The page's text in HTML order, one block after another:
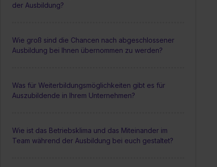
der Ausbildung?
Wie groß sind die Chancen nach abgeschlossener
Ausbildung bei Ihnen übernommen zu werden?
Was für Weiterbildungsmöglichkeiten gibt es für
Auszubildende in Ihrem Unternehmen?
Wie ist das Betriebsklima und das Miteinander im
Team während der Ausbildung bei euch gestaltet?